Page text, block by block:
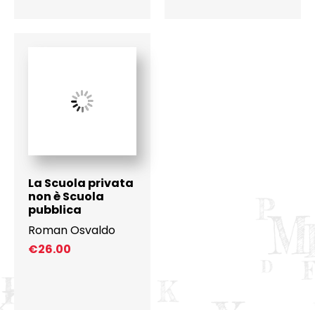
La Scuola privata
non è Scuola
pubblica
Roman Osvaldo
€26.00